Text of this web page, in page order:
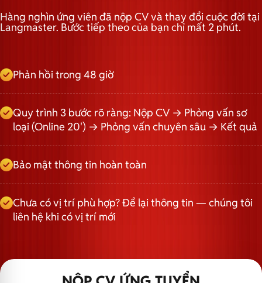
Hàng nghìn ứng viên đã nộp CV và thay đổi cuộc đời tại
Langmaster. Bước tiếp theo của bạn chỉ mất 2 phút.
Phản hồi trong 48 giờ
Quy trình 3 bước rõ ràng: Nộp CV → Phỏng vấn sơ
loại (Online 20') → Phỏng vấn chuyên sâu → Kết quả
Bảo mật thông tin hoàn toàn
Chưa có vị trí phù hợp? Để lại thông tin — chúng tôi
liên hệ khi có vị trí mới